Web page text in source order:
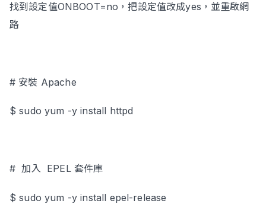
立即諮詢
找到設定值ONBOOT=no，把設定值改成yes，並重啟網
路
# 安裝 Apache
$ sudo yum -y install httpd
# 加入 EPEL 套件庫
$ sudo yum -y install epel-release